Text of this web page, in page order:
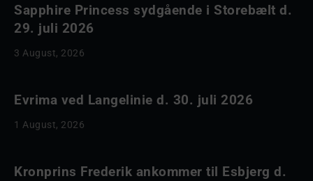
Sapphire Princess sydgående i Storebælt d.
29. juli 2026
3 August, 2026
Evrima ved Langelinie d. 30. juli 2026
1 August, 2026
Kronprins Frederik ankommer til Esbjerg d.